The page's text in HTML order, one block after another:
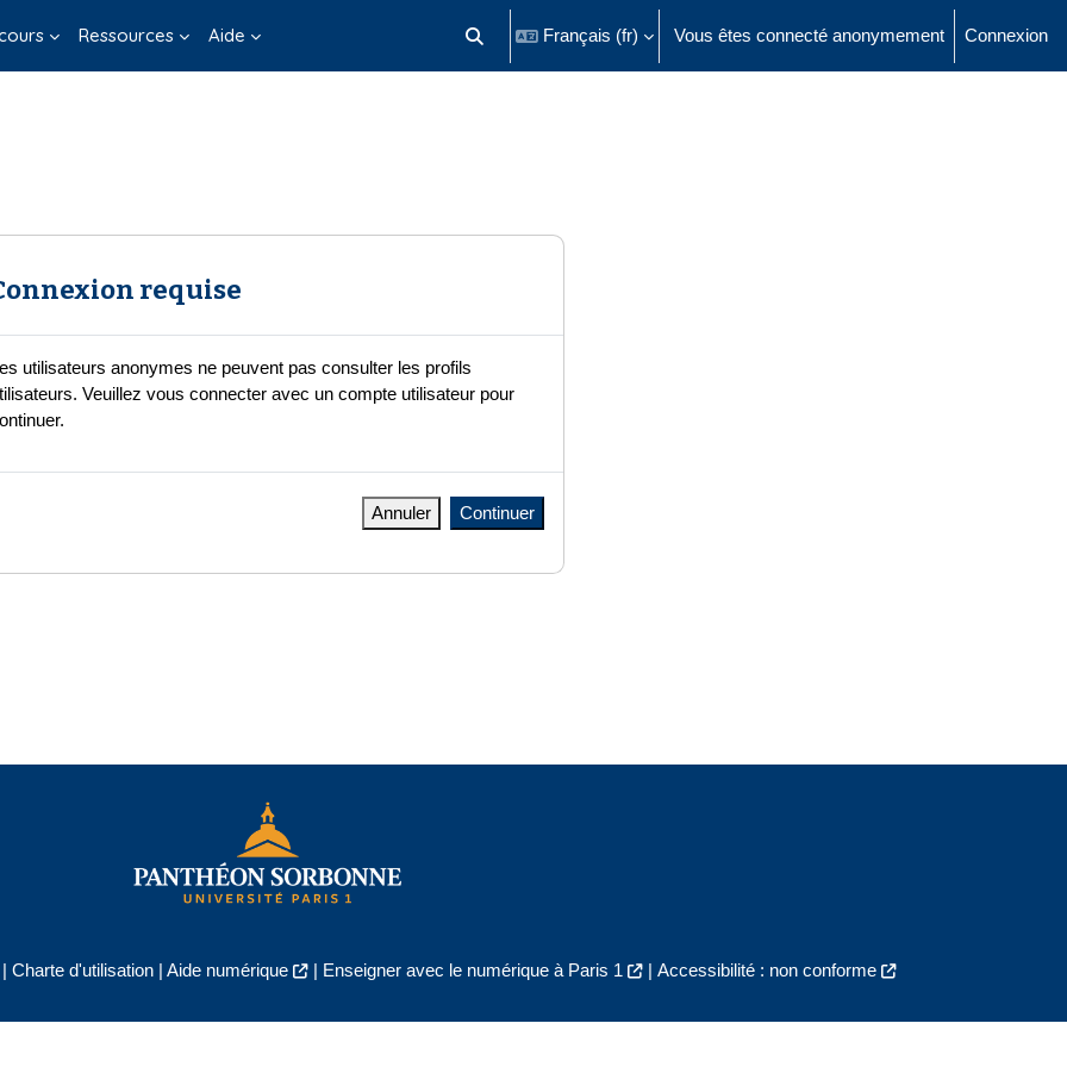
Ressources Aide Activer/désactiver la saisie de recherche
Français ‎(fr)‎ Vous êtes connecté anonymement Connexion
requise
utilisateurs anonymes ne peuvent pas consulter les profils
Veuillez vous connecter avec un compte utilisateur pour
Annuler Continuer
Charte d'utilisation| Aide numérique | Enseigner avec le numérique à Paris 1 | Accessibilité : non conforme